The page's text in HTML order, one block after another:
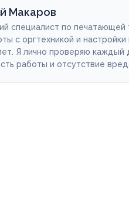
Макаров
специалист по
с оргтехникой и
Я лично проверяю каждый
работы и отсутствие